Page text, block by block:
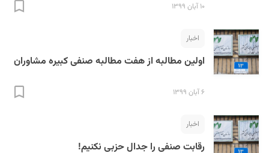
۱۰ آبان ۱۳۹۹
اخبار
اولین مطالبه از هفت مطالبه صنفی کبیره مشاوران
۶ آبان ۱۳۹۹
اخبار
رقابت صنفی را جدال حزبی نکنیم!